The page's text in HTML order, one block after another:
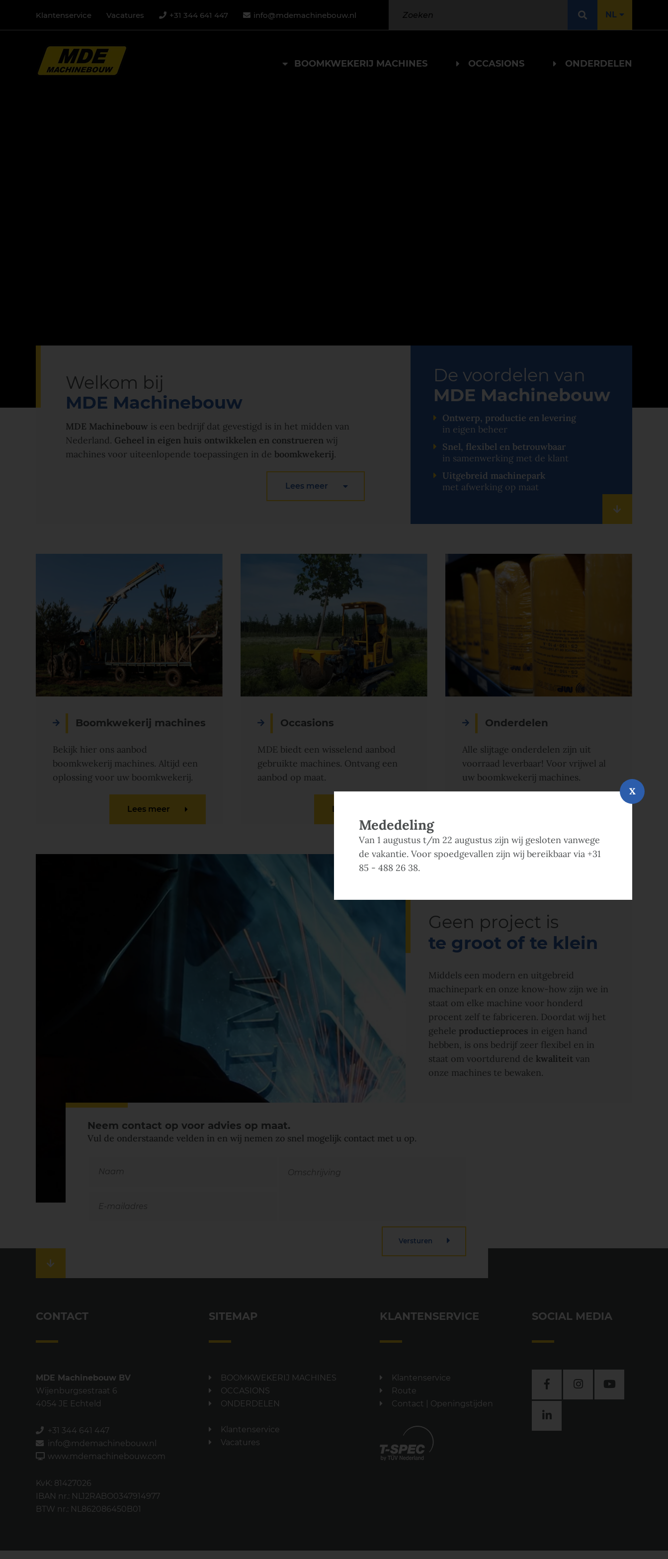
Klantenservice Vacatures +31 344 641 447 info@mdemachinebouw.nl NL
BOOMKWEKERIJ MACHINES OCCASIONS ONDERDELEN
Welkom bij
MDE Machinebouw
MDE Machinebouw is een bedrijf dat gevestigd is in het midden van
Nederland. Geheel in eigen huis ontwikkelen en construeren wij
machines voor uiteenlopende toepassingen in de boomkwekerij.
Lees meer
De voordelen van
MDE Machinebouw
Ontwerp, productie en levering
in eigen beheer
Snel, flexibel en betrouwbaar
in samenwerking met de klant
Uitgebreid machinepark
met afwerking op maat
Boomkwekerij machines
Bekijk hier ons aanbod
boomkwekerij machines. Altijd een
oplossing voor uw boomkwekerij.
Lees meer
Occasions
MDE biedt een wisselend aanbod
gebruikte machines. Ontvang een
aanbod op maat.
Lees meer
Onderdelen
Alle slijtage onderdelen zijn uit
voorraad leverbaar! Voor vrijwel al
uw boomkwekerij machines.
Geen project is
te groot of te klein
Middels een modern en uitgebreid
machinepark en onze know-how zijn we in
staat om elke machine voor honderd
procent zelf te fabriceren. Doordat wij het
gehele productieproces in eigen hand
hebben, is ons bedrijf zeer flexibel en in
staat om voortdurend de kwaliteit van
onze machines te bewaken.
Neem contact op voor advies op maat.
Vul de onderstaande velden in en wij nemen zo snel mogelijk contact met u op.
X
Mededeling
Van 1 augustus t/m 22 augustus zijn wij gesloten vanwege
de vakantie. Voor spoedgevallen zijn wij bereikbaar via +31
85 - 488 26 38.
CONTACT
MDE Machinebouw BV
Wijenburgsestraat 6
4054 JE Echteld
+31 344 641 447
info@mdemachinebouw.nl
www.mdemachinebouw.com
KvK: 81427026
IBAN nr.: NL12RABO0347914977
BTW nr.: NL862086450B01
SITEMAP
BOOMKWEKERIJ MACHINES
OCCASIONS
ONDERDELEN
Klantenservice
Vacatures
KLANTENSERVICE
Klantenservice
Route
Contact | Openingstijden
SOCIAL MEDIA